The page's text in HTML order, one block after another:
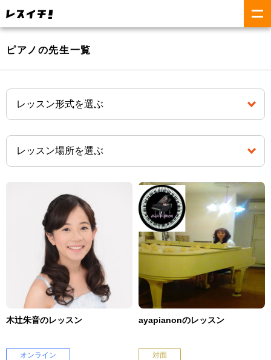
ピアノの先生一覧
木辻朱音のレッスン
オンライン
ayapianonのレッスン
対面